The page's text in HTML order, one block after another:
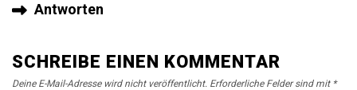
Antworten
SCHREIBE EINEN KOMMENTAR
Deine E-Mail-Adresse wird nicht veröffentlicht. Erforderliche Felder sind mit *